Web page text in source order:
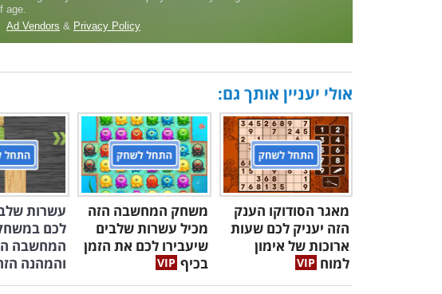
אולי יעניין אותך גם:
מאגר הסודוקו הענק
הזה יעניק לכם שעות
ארוכות של אימון
למוח
משחק המחשבה הזה
מכיל עשרות שלבים
שיעבירו לכם את הזמן
בכיף
עשרות
לכם
המחשבה
והמהנה